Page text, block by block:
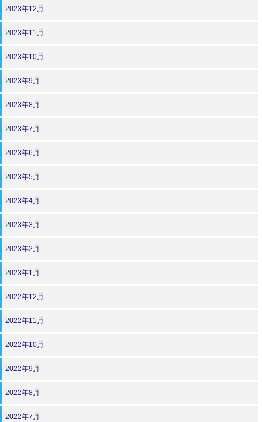
2023年12月
2023年11月
2023年10月
2023年9月
2023年8月
2023年7月
2023年6月
2023年5月
2023年4月
2023年3月
2023年2月
2023年1月
2022年12月
2022年11月
2022年10月
2022年9月
2022年8月
2022年7月